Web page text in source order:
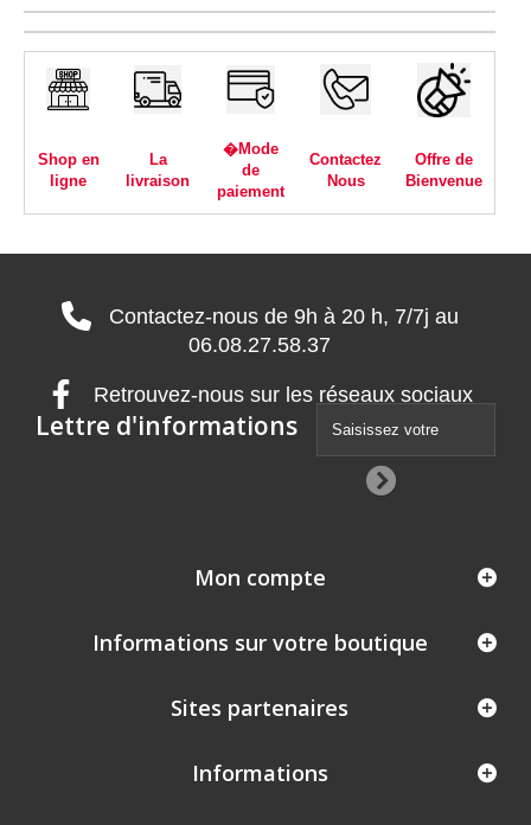
Shop en
ligne
La
livraison
�Mode
de
paiement
Contactez
Nous
Offre de
Bienvenue
Contactez-nous de 9h à 20 h, 7/7j au
06.08.27.58.37
Retrouvez-nous sur les réseaux sociaux
Lettre d'informations
Mon compte
Informations sur votre boutique
Sites partenaires
Informations